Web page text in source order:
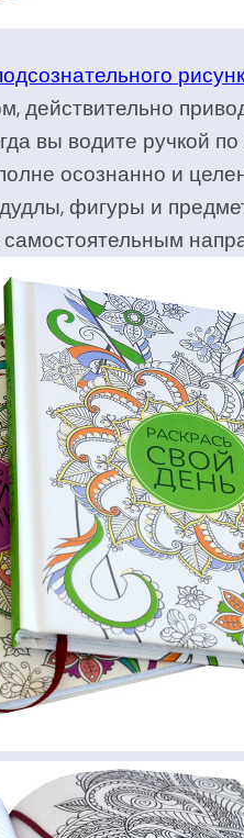
действительно
вы водите ручкой
осознанно и
фигуры и